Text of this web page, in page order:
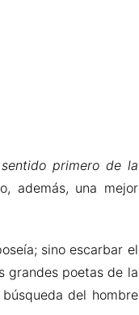
primero de la
además, una mejor
sino escarbar el
grandes poetas de la
del hombre